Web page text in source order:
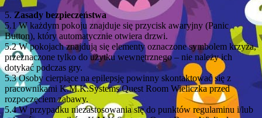
5.Zasady bezpieczeństwa
5.1 W każdym pokoju znajduje się przycisk awaryjny (Panic
Button), który automatycznie otwiera drzwi.
5.2 W pokojach znajdują się elementy oznaczone symbolem krzyża,
przeznaczone tylko do użytku wewnętrznego – nie należy ich
dotykać podczas gry.
5.3 Osoby cierpiące na epilepsję powinny skontaktować się z
pracownikami K.M.K.Systems Quest Room Wieliczka przed
rozpoczęciem zabawy.
5.4 W przypadku niezastosowania się do punktów regulaminu i/lub